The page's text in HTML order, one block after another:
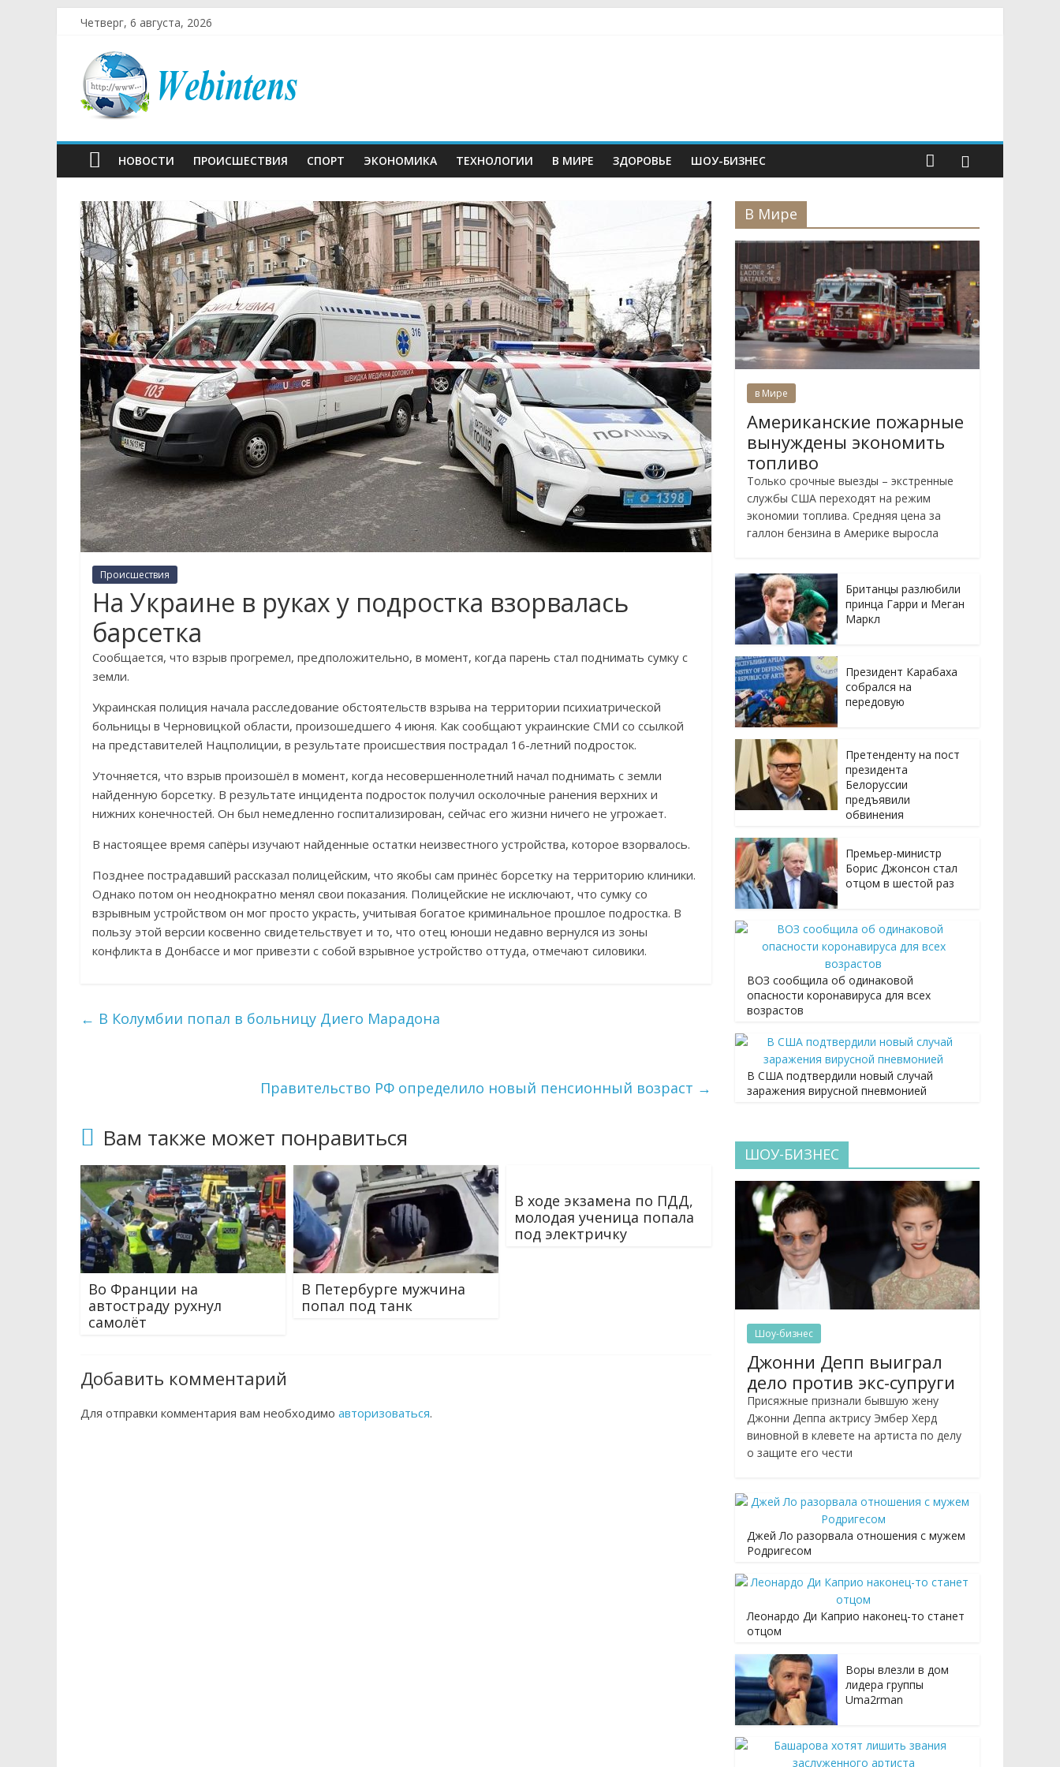
Четверг, 6 августа, 2026
НОВОСТИ ПРОИСШЕСТВИЯ СПОРТ ЭКОНОМИКА ТЕХНОЛОГИИ В МИРЕ ЗДОРОВЬЕ ШОУ-БИЗНЕС
Происшествия
На Украине в руках у подростка взорвалась
барсетка
Сообщается, что взрыв прогремел, предположительно, в момент, когда парень стал поднимать сумку с
земли.
Украинская полиция начала расследование обстоятельств взрыва на территории психиатрической
больницы в Черновицкой области, произошедшего 4 июня. Как сообщают украинские СМИ со ссылкой
на представителей Нацполиции, в результате происшествия пострадал 16-летний подросток.
Уточняется, что взрыв произошёл в момент, когда несовершеннолетний начал поднимать с земли
найденную борсетку. В результате инцидента подросток получил осколочные ранения верхних и
нижних конечностей. Он был немедленно госпитализирован, сейчас его жизни ничего не угрожает.
В настоящее время сапёры изучают найденные остатки неизвестного устройства, которое взорвалось.
Позднее пострадавший рассказал полицейским, что якобы сам принёс борсетку на территорию клиники.
Однако потом он неоднократно менял свои показания. Полицейские не исключают, что сумку со
взрывным устройством он мог просто украсть, учитывая богатое криминальное прошлое подростка. В
пользу этой версии косвенно свидетельствует и то, что отец юноши недавно вернулся из зоны
конфликта в Донбассе и мог привезти с собой взрывное устройство оттуда, отмечают силовики.
← В Колумбии попал в больницу Диего Марадона
Правительство РФ определило новый пенсионный возраст →
Вам также может понравиться
Во Франции на
автостраду рухнул
самолёт
В Петербурге мужчина
попал под танк
В ходе экзамена по ПДД,
молодая ученица попала
под электричку
Добавить комментарий
Для отправки комментария вам необходимо авторизоваться.
В Мире
в Мире
Американские пожарные
вынуждены экономить
топливо
Только срочные выезды – экстренные
службы США переходят на режим
экономии топлива. Средняя цена за
галлон бензина в Америке выросла
Британцы разлюбили
принца Гарри и Меган
Маркл
Президент Карабаха
собрался на
передовую
Претенденту на пост
президента
Белоруссии
предъявили
обвинения
Премьер-министр
Борис Джонсон стал
отцом в шестой раз
ВОЗ сообщила об одинаковой
опасности коронавируса для всех
возрастов
В США подтвердили новый случай
заражения вирусной пневмонией
ШОУ-БИЗНЕС
Шоу-бизнес
Джонни Депп выиграл
дело против экс-супруги
Присяжные признали бывшую жену
Джонни Деппа актрису Эмбер Херд
виновной в клевете на артиста по делу
о защите его чести
Джей Ло разорвала отношения с мужем
Родригесом
Леонардо Ди Каприо наконец-то станет
отцом
Воры влезли в дом
лидера группы
Uma2rman